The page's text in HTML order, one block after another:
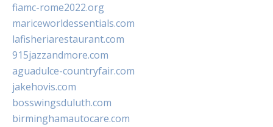
fiamc-rome2022.org
mariceworldessentials.com
lafisheriarestaurant.com
915jazzandmore.com
aguadulce-countryfair.com
jakehovis.com
bosswingsduluth.com
birminghamautocare.com